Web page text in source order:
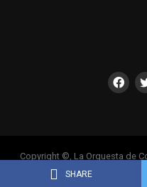
SHARE
Copyright ©, La Orquesta de